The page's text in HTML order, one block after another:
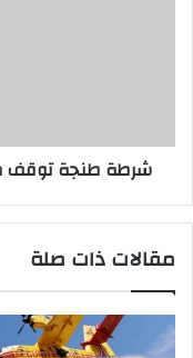
شرطة طنجة توقف
مقالات ذات صلة